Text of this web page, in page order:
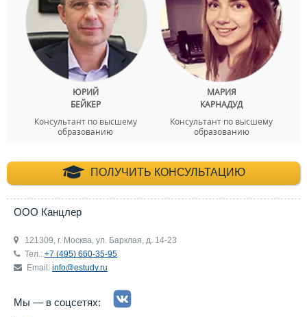
ЮРИЙ
БЕЙКЕР
Консультант по высшему
образованию
МАРИЯ
КАРНАДУД
Консультант по высшему
образованию
ПОЛУЧИТЬ КОНСУЛЬТАЦИЮ
+7 (495) 660-35-
ООО Канцлер
121309, г. Москва, ул. Барклая, д. 14-23
Тел.: +7 (495) 660-35-95
Email: info@estudy.ru
Мы — в соцсетях: